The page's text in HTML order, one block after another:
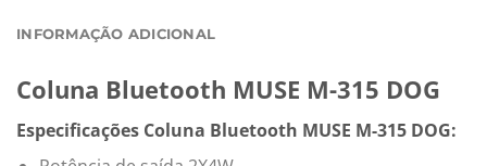
INFORMAÇÃO ADICIONAL
Coluna Bluetooth MUSE M-315 DOG
Especificações Coluna Bluetooth MUSE M-315 DOG: